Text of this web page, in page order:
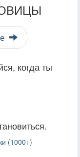
когда ты
(1000+)